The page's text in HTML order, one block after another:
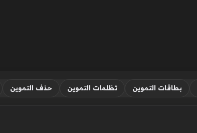
بطاقات التموين تظلمات التموين حذف التموين